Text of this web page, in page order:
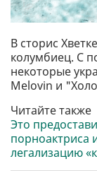
В сторис
колумбиец. С
некоторые
Melovin и
Читайте также
Это
порноактриса
легализацию